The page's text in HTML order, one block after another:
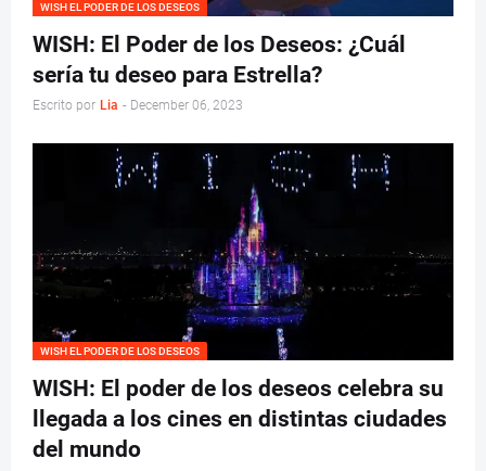
WISH EL PODER DE LOS DESEOS
WISH: El Poder de los Deseos: ¿Cuál
sería tu deseo para Estrella?
Escrito por Lia - December 06, 2023
WISH EL PODER DE LOS DESEOS
WISH: El poder de los deseos celebra su
llegada a los cines en distintas ciudades
del mundo